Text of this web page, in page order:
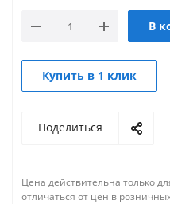
В
Купить в 1 клик
Поделиться
Цена действительна только
отличаться от цен в